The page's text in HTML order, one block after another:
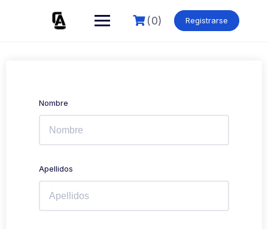
(0) Registrarse
Nombre
Apellidos